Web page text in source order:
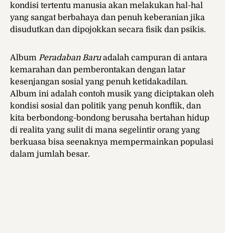
kondisi tertentu manusia akan melakukan hal-hal
yang sangat berbahaya dan penuh keberanian jika
disudutkan dan dipojokkan secara fisik dan psikis.
Album Peradaban Baruadalah campuran di antara
kemarahan dan pemberontakan dengan latar
kesenjangan sosial yang penuh ketidakadilan.
Album ini adalah contoh musik yang diciptakan oleh
kondisi sosial dan politik yang penuh konflik, dan
kita berbondong-bondong berusaha bertahan hidup
di realita yang sulit di mana segelintir orang yang
berkuasa bisa seenaknya mempermainkan populasi
dalam jumlah besar.